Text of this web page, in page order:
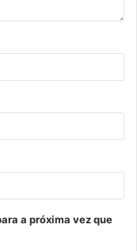
a próxima vez que